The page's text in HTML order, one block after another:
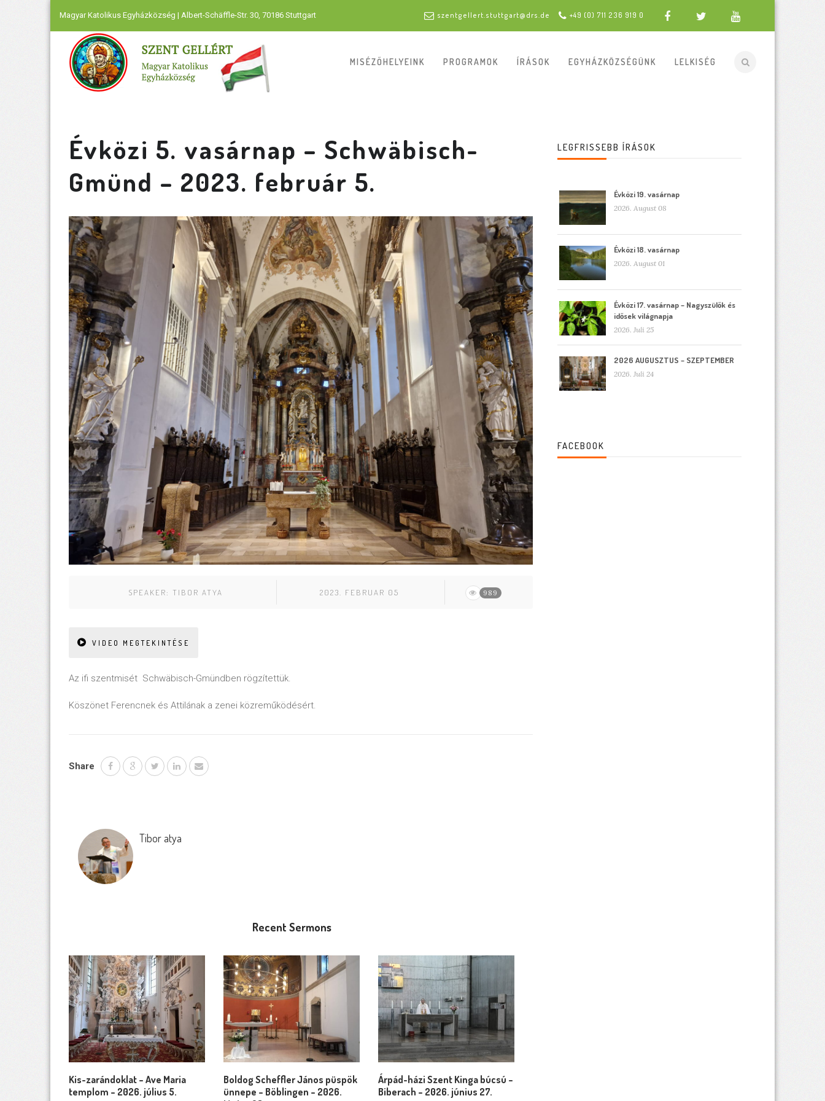
Magyar Katolikus Egyházközség | Albert-Schäffle-Str. 30, 70186 Stuttgart szentgellert.stuttgart@drs.de +49 (0) 711 236 919 0
MISÉZŐHELYEINK PROGRAMOK ÍRÁSOK EGYHÁZKÖZSÉGÜNK LELKISÉG
Évközi 5. vasárnap – Schwäbisch-
Gmünd – 2023. február 5.
SPEAKER: TIBOR ATYA 2023. FEBRUAR 05 989
VIDEO MEGTEKINTÉSE
Az ifi szentmisét Schwäbisch-Gmündben rögzítettük.
Köszönet Ferencnek és Attilának a zenei közreműködésért.
Share
Tibor atya
Recent Sermons
Kis-zarándoklat – Ave Maria
templom – 2026. július 5.
Boldog Scheffler János püspök
ünnepe – Böblingen – 2026.
Árpád-házi Szent Kinga búcsú –
Biberach – 2026. június 27.
LEGFRISSEBB ÍRÁSOK
Évközi 19. vasárnap
2026. August 08
Évközi 18. vasárnap
2026. August 01
Évközi 17. vasárnap – Nagyszülők és
idősek világnapja
2026. Juli 25
2026 AUGUSZTUS – SZEPTEMBER
2026. Juli 24
FACEBOOK